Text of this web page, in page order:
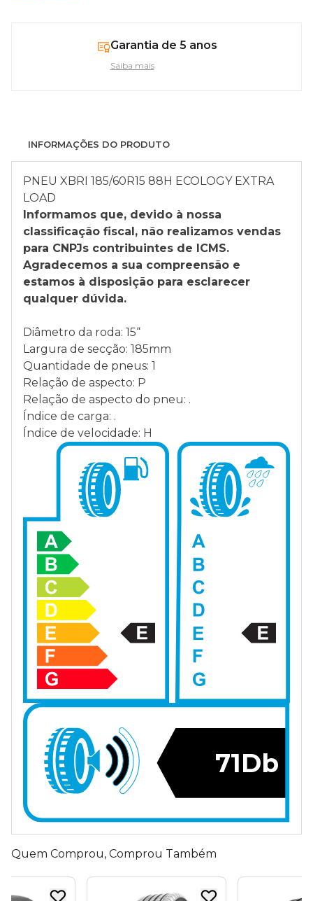
Garantia de 5 anos
Saiba mais
INFORMAÇÕES DO PRODUTO
PNEU XBRI 185/60R15 88H ECOLOGY EXTRA
LOAD
Informamos que, devido à nossa
classificação fiscal, não realizamos vendas
para CNPJs contribuintes de ICMS.
Agradecemos a sua compreensão e
estamos à disposição para esclarecer
qualquer dúvida.
Diâmetro da roda: 15“
Largura de secção: 185mm
Quantidade de pneus: 1
Relação de aspecto: P
Relação de aspecto do pneu: .
Índice de carga: .
Índice de velocidade: H
71Db
Quem Comprou, Comprou Também